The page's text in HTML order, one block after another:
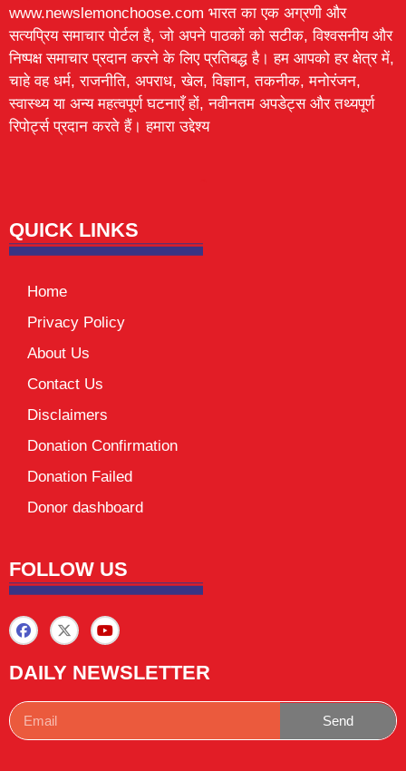
www.newslemonchoose.com भारत का एक अग्रणी और
सत्यप्रिय समाचार पोर्टल है, जो अपने पाठकों को सटीक, विश्वसनीय और
निष्पक्ष समाचार प्रदान करने के लिए प्रतिबद्ध है। हम आपको हर क्षेत्र में,
चाहे वह धर्म, राजनीति, अपराध, खेल, विज्ञान, तकनीक, मनोरंजन,
स्वास्थ्य या अन्य महत्वपूर्ण घटनाएँ हों, नवीनतम अपडेट्स और तथ्यपूर्ण
रिपोर्ट्स प्रदान करते हैं। हमारा उद्देश्य
QUICK LINKS
Home
Privacy Policy
About Us
Contact Us
Disclaimers
Donation Confirmation
Donation Failed
Donor dashboard
FOLLOW US
DAILY NEWSLETTER
Send